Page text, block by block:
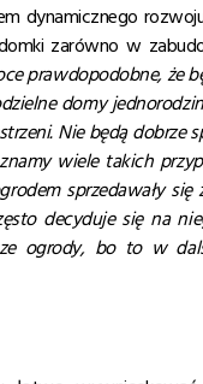
dynamicznego
zarówno w
prawdopodobne, że
domy
Nie będą dobrze
wiele takich
sprzedawały
decyduje się na
ogrody, bo to w